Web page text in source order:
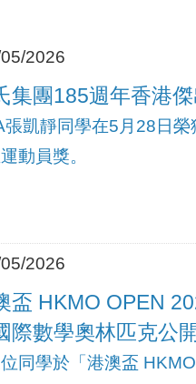
2026
集團185週年香港
張凱靜同學在5月28日
動員獎。
2026
盃 HKMO OPEN
際數學奧林匹克公
同學於「港澳盃